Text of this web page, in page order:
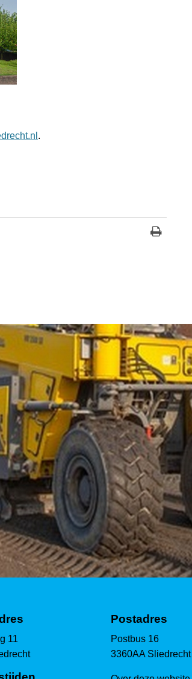
.
11
Postadres
Postbus 16
3360AA Sliedrecht